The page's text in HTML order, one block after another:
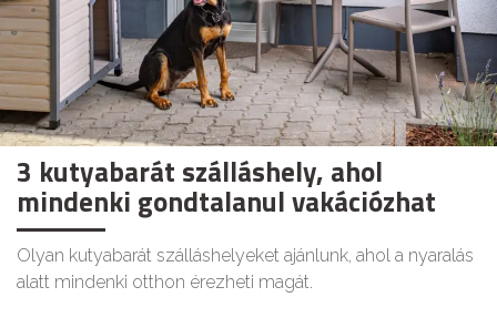
3 kutyabarát szálláshely, ahol
mindenki gondtalanul vakációzhat
Olyan kutyabarát szálláshelyeket ajánlunk, ahol a nyaralás
alatt mindenki otthon érezheti magát.